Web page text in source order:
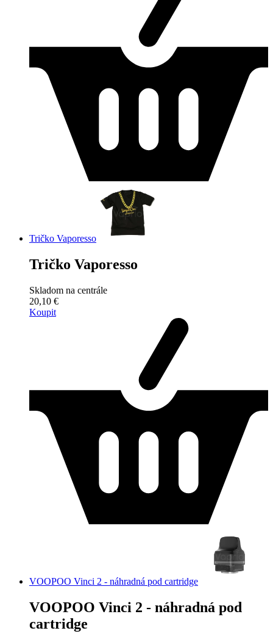
Tričko Vaporesso
Tričko Vaporesso
Skladom na centrále
20,10 €
Koupit
VOOPOO Vinci 2 - náhradná pod cartridge
VOOPOO Vinci 2 - náhradná pod
cartridge